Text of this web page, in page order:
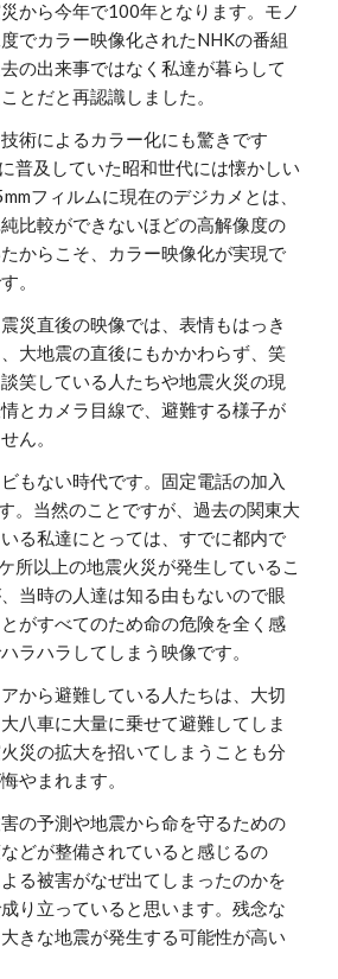
から今年で100年となります。モノ
でカラー映像化されたNHKの番組
の出来事ではなく私達が暮らして
とだと再認識しました。
術によるカラー化にも驚きです
普及していた昭和世代には懐かしい
フィルムに現在のデジカメとは、
比較ができないほどの高解像度の
からこそ、カラー映像化が実現で
。
災直後の映像では、表情もはっき
大地震の直後にもかかわらず、笑
笑している人たちや地震火災の現
とカメラ目線で、避難する様子が
ん。
もない時代です。固定電話の加入
。当然のことですが、過去の関東大
る私達にとっては、すでに都内で
所以上の地震火災が発生しているこ
当時の人達は知る由もないので眼
がすべてのため命の危険を全く感
ラハラしてしまう映像です。
から避難している人たちは、大切
八車に大量に乗せて避難してしま
災の拡大を招いてしまうことも分
やまれます。
の予測や地震から命を守るための
どが整備されていると感じるの
る被害がなぜ出てしまったのかを
り立っていると思います。残念な
きな地震が発生する可能性が高い